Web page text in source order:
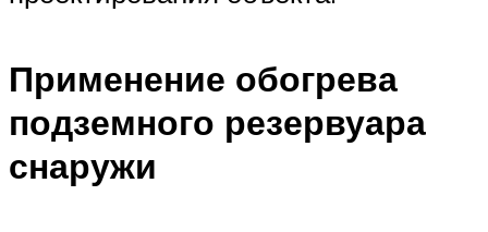
Применение обогрева
подземного резервуара
снаружи